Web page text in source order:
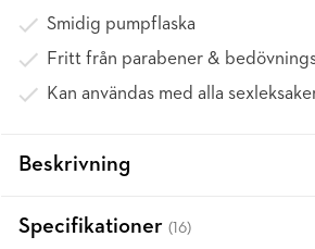
Smidig pumpflaska
Fritt från parabener &
Kan användas med alla
Beskrivning
Specifikationer (16)